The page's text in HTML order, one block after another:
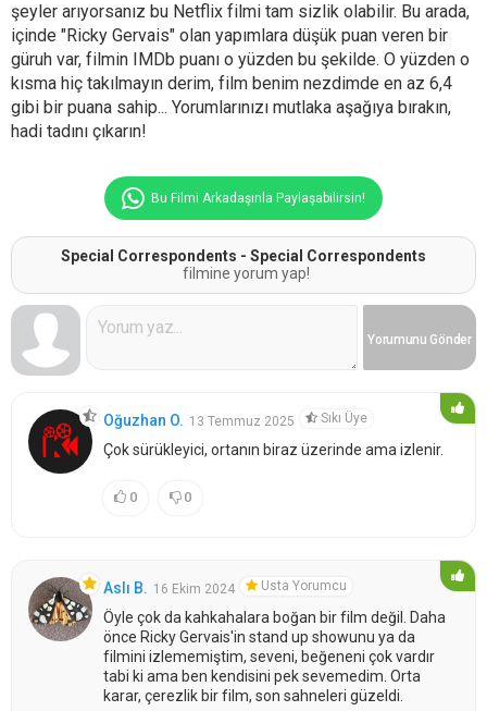
şeyler arıyorsanız bu Netflix filmi tam sizlik olabilir. Bu arada,
içinde "Ricky Gervais" olan yapımlara düşük puan veren bir
güruh var, filmin IMDb puanı o yüzden bu şekilde. O yüzden o
kısma hiç takılmayın derim, film benim nezdimde en az 6,4
gibi bir puana sahip... Yorumlarınızı mutlaka aşağıya bırakın,
hadi tadını çıkarın!
Bu Filmi Arkadaşınla Paylaşabilirsin!
Special Correspondents - Special Correspondents
filmine yorum yap!
Yorumunu Gönder
Oğuzhan O. 13 Temmuz 2025 Sıkı Üye
Çok sürükleyici, ortanın biraz üzerinde ama izlenir.
0 0
Aslı B. 16 Ekim 2024 Usta Yorumcu
Öyle çok da kahkahalara boğan bir film değil. Daha
önce Ricky Gervais'in stand up showunu ya da
filmini izlememiştim, seveni, beğeneni çok vardır
tabi ki ama ben kendisini pek sevemedim. Orta
karar, çerezlik bir film, son sahneleri güzeldi.